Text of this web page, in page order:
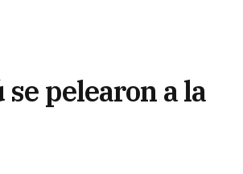
pelearon a la